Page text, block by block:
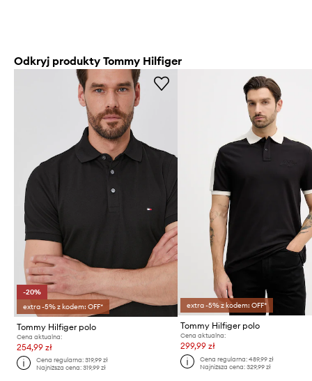
Odkryj produkty Tommy Hilfiger
-20%
extra -5% z kodem: OFF*
Tommy Hilfiger polo
Cena aktualna:
254,99 zł
Cena regularna:319,99 zł
Najniższa cena:319,99 zł
extra -5% z kodem: OFF*
Tommy Hilfiger polo
Cena aktualna:
299,99 zł
Cena regularna: 489,99 zł
Najniższa cena: 329,99 zł